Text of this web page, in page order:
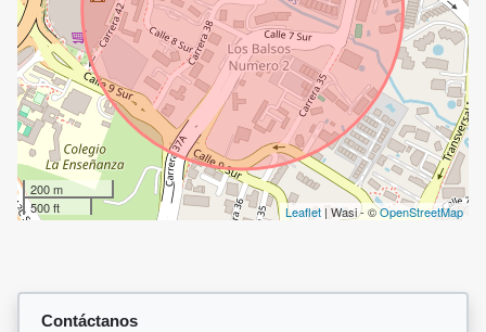
200 m
500 ft
Leaflet | Wasi - ©OpenStreetMap
Contáctanos